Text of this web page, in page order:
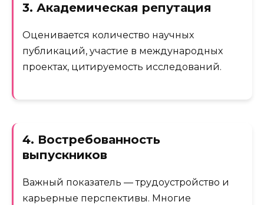
3. Академическая репутация
Оценивается количество научных
публикаций, участие в международных
проектах, цитируемость исследований.
4. Востребованность
выпускников
Важный показатель — трудоустройство и
карьерные перспективы. Многие